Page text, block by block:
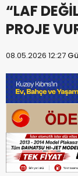
“LAF
PROJE
08.05.2026 12:27